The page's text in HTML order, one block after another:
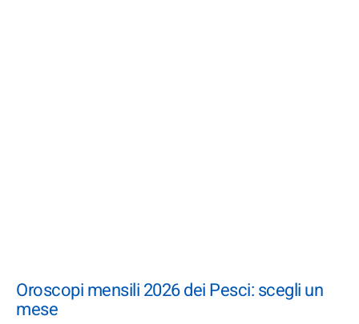
Oroscopi mensili 2026 dei Pesci: scegli un
mese